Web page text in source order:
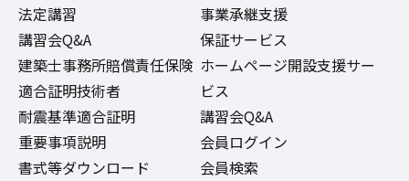
法定講習
講習会Q&A
建築士事務所賠償責任保険
適合証明技術者
耐震基準適合証明
重要事項説明
書式等ダウンロード
事業承継支援
保証サービス
ホームページ開設支援サー
ビス
講習会Q&A
会員ログイン
会員検索